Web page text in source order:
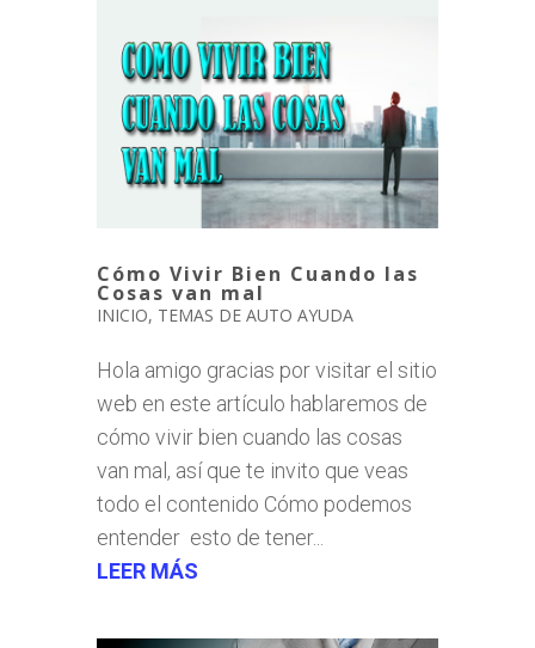
Cómo Vivir Bien Cuando las
Cosas van mal
INICIO, TEMAS DE AUTO AYUDA
Hola amigo gracias por visitar el sitio
web en este artículo hablaremos de
cómo vivir bien cuando las cosas
van mal, así que te invito que veas
todo el contenido Cómo podemos
entender esto de tener...
LEER MÁS